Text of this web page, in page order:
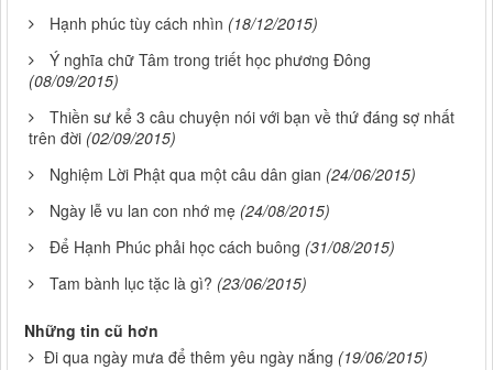
Hạnh phúc tùy cách nhìn (18/12/2015)
Ý nghĩa chữ Tâm trong triết học phương Đông
(08/09/2015)
Thiền sư kể 3 câu chuyện nói với bạn về thứ đáng sợ nhất
trên đời (02/09/2015)
Nghiệm Lời Phật qua một câu dân gian (24/06/2015)
Ngày lễ vu lan con nhớ mẹ (24/08/2015)
Để Hạnh Phúc phải học cách buông (31/08/2015)
Tam bành lục tặc là gì? (23/06/2015)
Những tin cũ hơn
Đi qua ngày mưa để thêm yêu ngày nắng (19/06/2015)